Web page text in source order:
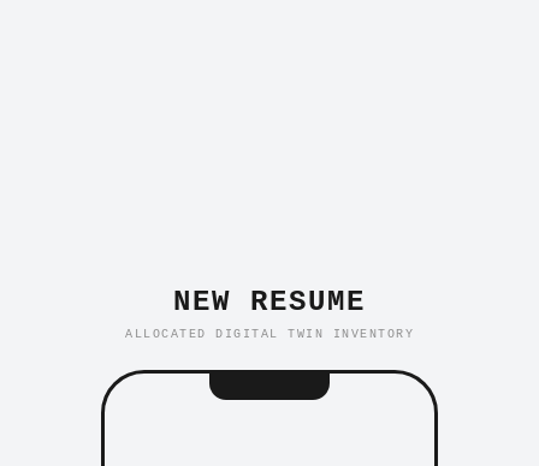
NEW RESUME
ALLOCATED DIGITAL TWIN INVENTORY